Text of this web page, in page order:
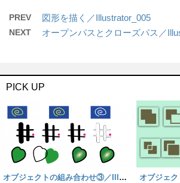
PREV 図形を描く／Illustrator_005
NEXT オープンパスとクローズパス／
PICK UP
オブジェクトの組み合わせ③／Illust